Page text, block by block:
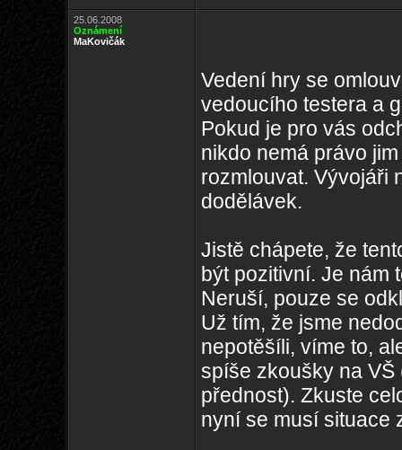
25.06.2008
Oznámení
MaKovičák
Vedení hry se
vedoucího testera a
Pokud je pro vás
nikdo nemá právo
rozmlouvat. Vývojáři
dodělávek.
Jistě chápete, že
být pozitivní. Je nám
Neruší, pouze se
Už tím, že jsme
nepotěšíli, víme to,
spíše zkoušky na VŠ
přednost). Zkuste
nyní se musí situace